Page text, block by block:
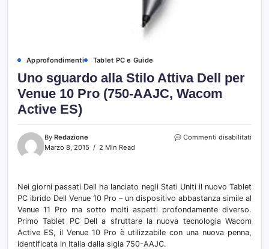
Approfondimenti Tablet PC e Guide
Uno sguardo alla Stilo Attiva Dell per
Venue 10 Pro (750-AAJC, Wacom
Active ES)
By Redazione
Marzo 8, 2015
2 Min Read
Commenti disabilitati
Nei giorni passati Dell ha lanciato negli Stati Uniti il nuovo Tablet
PC ibrido Dell Venue 10 Pro – un dispositivo abbastanza simile al
Venue 11 Pro ma sotto molti aspetti profondamente diverso.
Primo Tablet PC Dell a sfruttare la nuova tecnologia Wacom
Active ES, il Venue 10 Pro è utilizzabile con una nuova penna,
identificata in Italia dalla sigla 750-AAJC.